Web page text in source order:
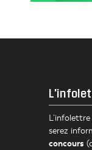
serez
concours